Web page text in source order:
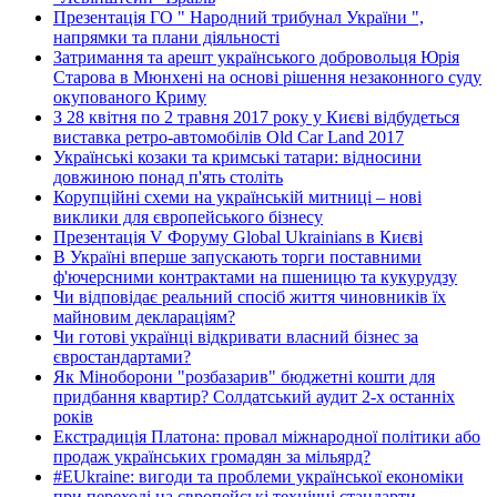
Презентація ГО " Народний трибунал України ",
напрямки та плани діяльності
Затримання та арешт українського добровольця Юрія
Старова в Мюнхені на основі рішення незаконного суду
окупованого Криму
З 28 квітня по 2 травня 2017 року у Києві відбудеться
виставка ретро-автомобілів Old Car Land 2017
Українські козаки та кримські татари: відносини
довжиною понад п'ять століть
Корупційні схеми на українській митниці – нові
виклики для європейського бізнесу
Презентація V Форуму Global Ukrainians в Києві
В Україні вперше запускають торги поставними
ф'ючерсними контрактами на пшеницю та кукурудзу
Чи відповідає реальний спосіб життя чиновників їх
майновим деклараціям?
Чи готові українці відкривати власний бізнес за
євростандартами?
Як Міноборони "розбазарив" бюджетні кошти для
придбання квартир? Солдатський аудит 2-х останніх
років
Екстрадиція Платона: провал міжнародної політики або
продаж українських громадян за мільярд?
#EUkraine: вигоди та проблеми української економіки